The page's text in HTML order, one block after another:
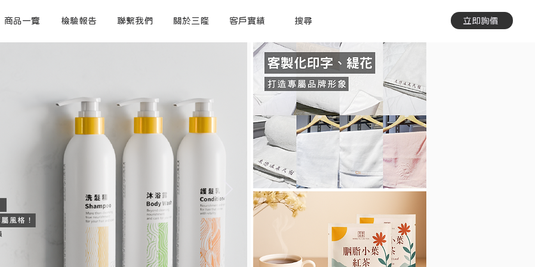
商品一覽 檢驗報告 聯繫我們 關於三隆 客戶實績 搜尋 立即詢價